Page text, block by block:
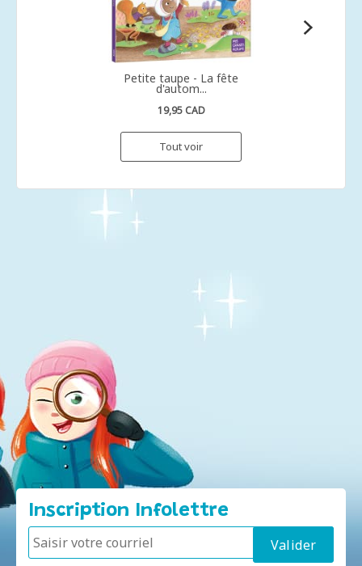
Petite taupe - La fête
d'autom...
19,95 CAD
Tout voir
Inscription Infolettre